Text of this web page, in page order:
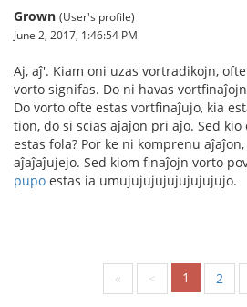
Grown (User's profile)
June 2, 2017, 1:46:54 PM
Aj, aĵ'. Kiam oni uzas vortradikojn,
vorto signifas. Do ni havas
Do vorto ofte estas vortfinaĵujo, kia
tion, do si scias aĵaĵon pri aĵo. Sed kio
estas fola? Por ke ni komprenu
aĵaĵaĵujejo. Sed kiom finaĵojn vorto
pupo estas ia umujujujujujujujujujo.
« < 1 2